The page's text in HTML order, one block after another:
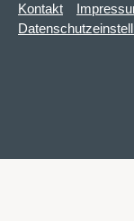
Kontakt